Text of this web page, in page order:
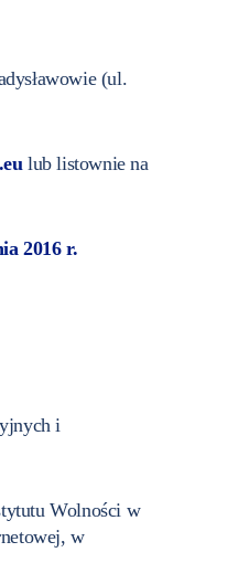
(ul.
lub listownie na
2016 r.
i
Wolności w
w